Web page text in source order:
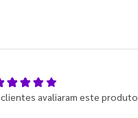
clientes avaliaram este produto